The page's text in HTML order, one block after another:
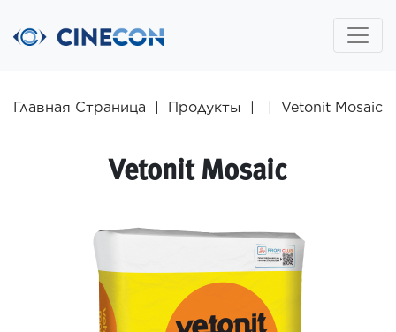
Главная Страница | Продукты | | Vetonit Mosaic
Vetonit Mosaic